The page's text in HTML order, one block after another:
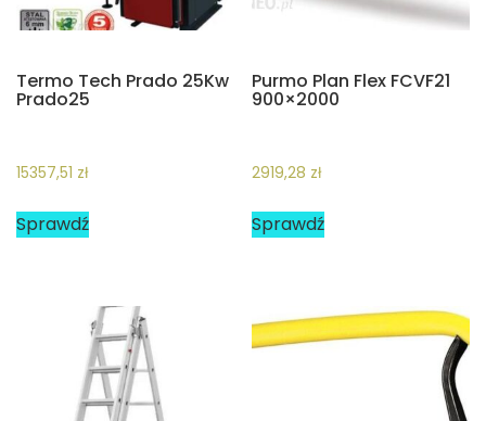
Termo Tech Prado 25Kw
Prado25
15357,51 zł
Sprawdź
Purmo Plan Flex FCVF21
900×2000
2919,28 zł
Sprawdź